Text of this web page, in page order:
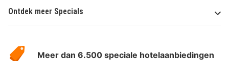
Ontdek meer Specials
HotelSpecials
Meer dan 6.500 speciale hotelaanbiedingen